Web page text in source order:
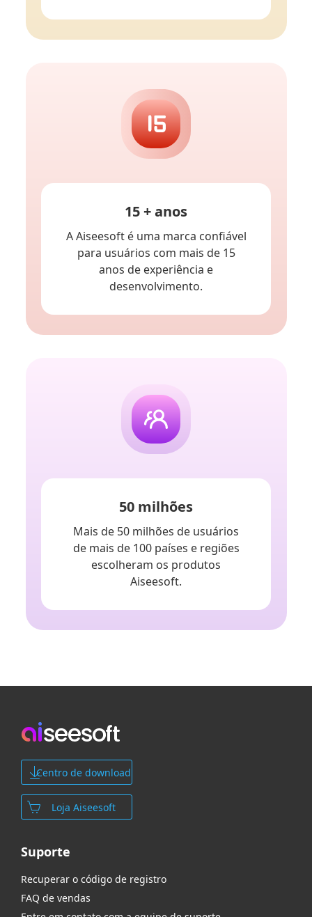
15 + anos
A Aiseesoft é uma marca confiável
para usuários com mais de 15
anos de experiência e
desenvolvimento.
50 milhões
Mais de 50 milhões de usuários
de mais de 100 países e regiões
escolheram os produtos
Aiseesoft.
Centro de download
Loja Aiseesoft
Suporte
Recuperar o código de registro
FAQ de vendas